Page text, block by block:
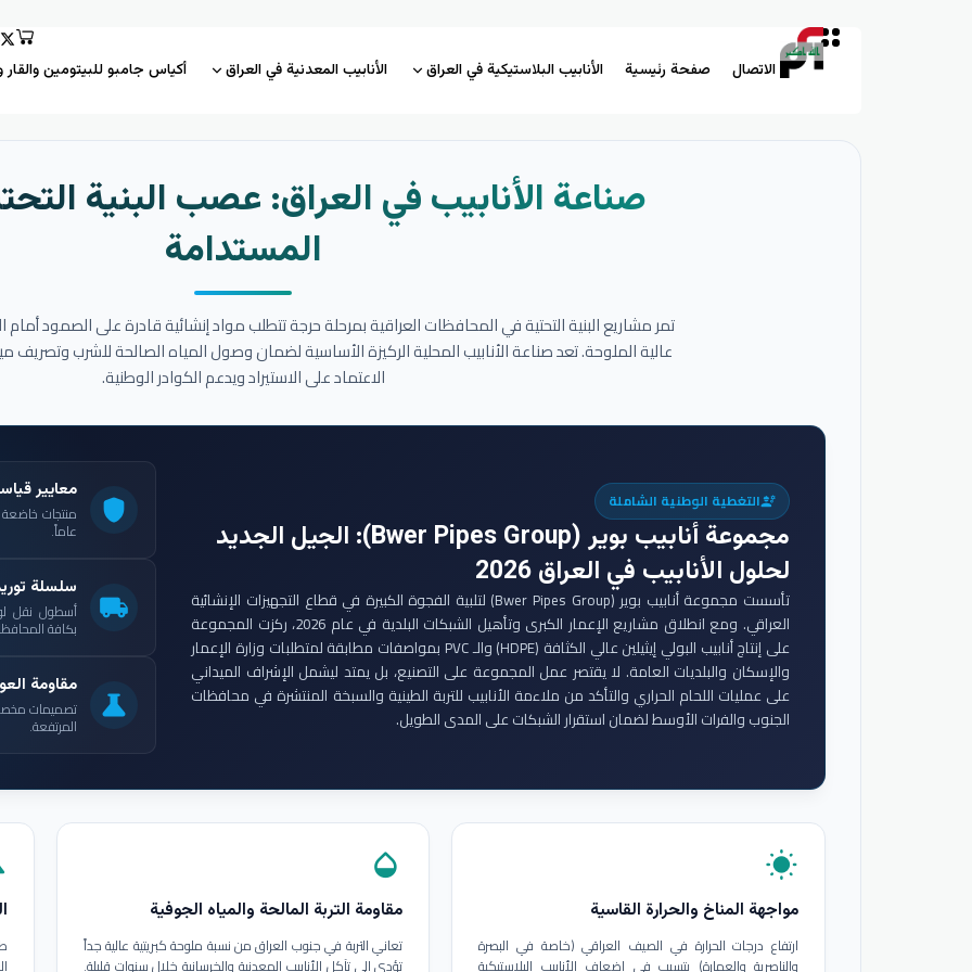
الاتصال صفحة رئيسية الأنابيب البلاستيكية في العراق الأنابيب المعدنية في العراق أكياس جامبو للبيتومين والقار
صناعة الأنابيب في العراق: عصب البنية
المستدامة
تمر مشاريع البنية التحتية في المحافظات العراقية بمرحلة حرجة تتطلب مواد إنشائية قادرة على الصمود أمام
عالية الملوحة. تعد صناعة الأنابيب المحلية الركيزة الأساسية لضمان وصول المياه الصالحة للشرب وتصريف
الاعتماد على الاستيراد ويدعم الكوادر الوطنية.
engineeringالتغطية الوطنية الشاملة
مجموعة أنابيب بوير (Bwer Pipes Group)
: الجيل الجديد
لحلول الأنابيب في العراق 2026
تأسست مجموعة أنابيب بوير (Bwer Pipes Group) لتلبية الفجوة الكبيرة في قطاع التجهيزات الإنشائية
العراقي. ومع انطلاق مشاريع الإعمار الكبرى وتأهيل الشبكات البلدية في عام 2026، ركزت المجموعة
على إنتاج أنابيب البولي إيثيلين عالي الكثافة (HDPE) والـ PVC بمواصفات مطابقة لمتطلبات وزارة الإعمار
والإسكان والبلديات العامة. لا يقتصر عمل المجموعة على التصنيع، بل يمتد ليشمل الإشراف الميداني
على عمليات اللحام الحراري والتأكد من ملاءمة الأنابيب للتربة الطينية والسبخة المنتشرة في محافظات
الجنوب والفرات الأوسط لضمان استقرار الشبكات على المدى الطويل.
shield
معايير
عاماً.
local_shipping
سلسلة
أسطول نقل
بكافة
science
مقاومة
تصميمات
المرتفعة.
wb_sunny
مواجهة المناخ والحرارة القاسية
ارتفاع درجات الحرارة في الصيف العراقي (خاصة في البصرة
والناصرية والعمارة) يتسبب في إضعاف الأنابيب البلاستيكية
opacity
مقاومة التربة المالحة والمياه الجوفية
تعاني التربة في جنوب العراق من نسبة ملوحة كبريتية عالية جداً
تؤدي إلى تآكل الأنابيب المعدنية والخرسانية خلال سنوات قليلة.